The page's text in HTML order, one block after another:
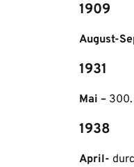
1909
August-
1931
Mai –
1938
April-